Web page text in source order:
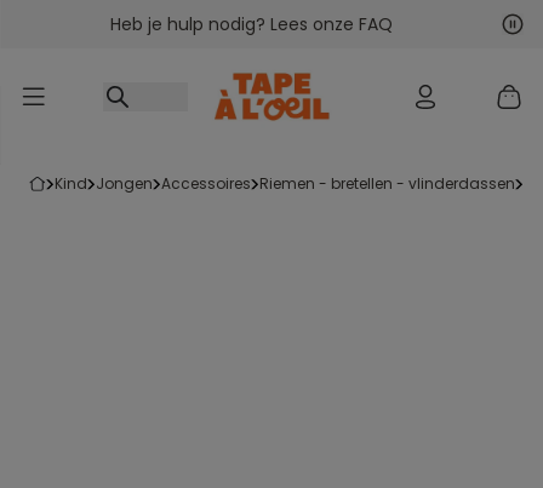
Ga naar inhoudHeb je hulp nodig? Lees onze FAQ
kind jongen accessoires riemen - bretellen - vlinderdassen